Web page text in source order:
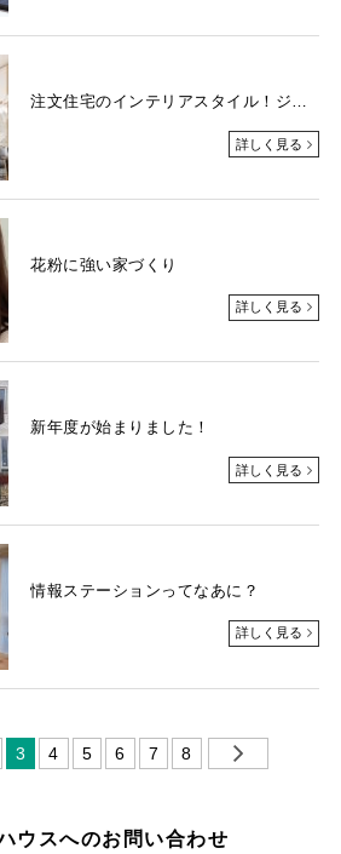
注文住宅のインテリアスタイル！ジャパンディ編
詳しく見る
花粉に強い家づくり
詳しく見る
新年度が始まりました！
詳しく見る
情報ステーションってなあに？
詳しく見る
3 4 5 6 7 8
ウスへのお問い合わせ